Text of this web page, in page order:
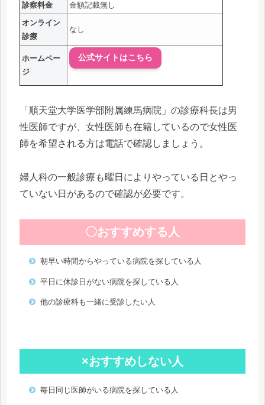
診察料金
金額記載無し
オンライン
診療
なし
ホームペー
ジ
公式サイトはこちら
「順天堂大学医学部附属練馬病院」の診療科長は男
性医師ですが、女性医師も在籍しているので女性医
師を希望される方は電話で確認しましょう。
婦人科の一般診療も曜日によりやっている日とやっ
ていない日があるので確認が必要です。
〇おすすめする人
朝早い時間からやっている病院を探している人
平日に休診日がない病院を探している人
他の診療科も一緒に受診したい人
×おすすめしない人
毎日同じ医師がいる病院を探している人